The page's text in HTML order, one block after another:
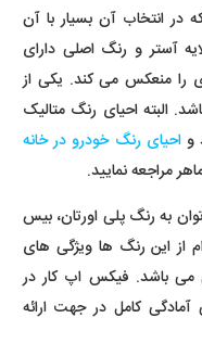
انتخاب آن بسیار با آن
آستر و رنگ اصلی دارای
را منعکس می کند. یکی از
البته احیای رنگ متالیک
واحیای رنگ خودرو در خانه
مراجعه نمایید.
به رنگ پلی اورتان، بیس
از این رنگ ها ویژگی های
می باشد. فیکس اپ کار در
کامل در جهت ارائه